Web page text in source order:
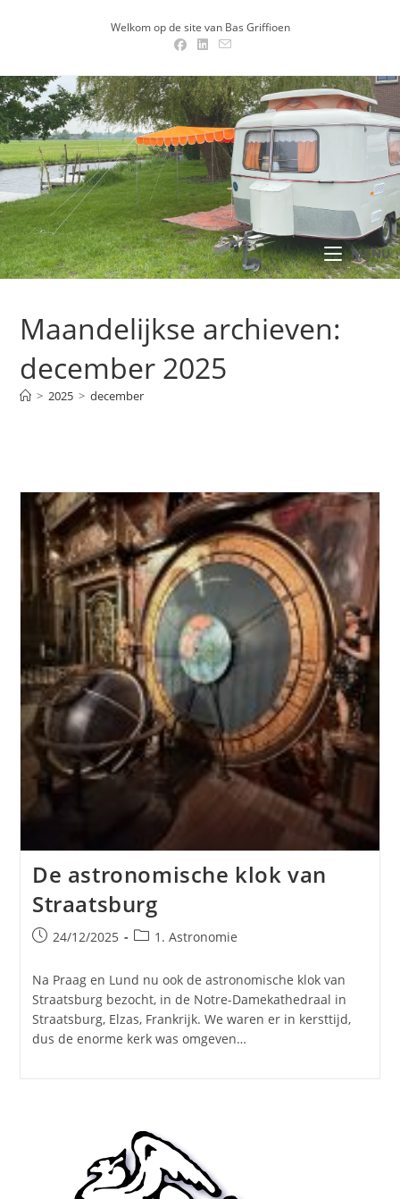
Welkom op de site van Bas Griffioen
MENU .
Maandelijkse archieven:
december 2025
> 2025 > december
De astronomische klok van
Straatsburg
Bericht
op:
24/12/2025 Berichtcategorie:
1. Astronomie
Na Praag en Lund nu ook de astronomische klok van
Straatsburg bezocht, in de Notre-Damekathedraal in
Straatsburg, Elzas, Frankrijk. We waren er in kersttijd,
dus de enorme kerk was omgeven…